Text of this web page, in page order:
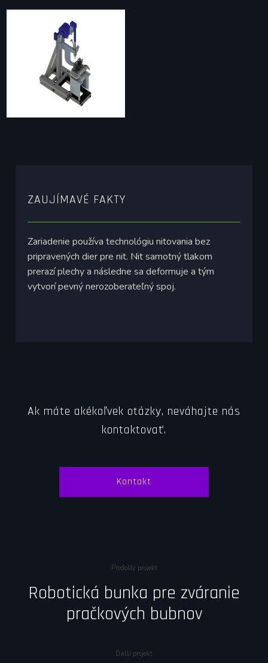
ZAUJÍMAVÉ FAKTY
Zariadenie používa technológiu nitovania bez
pripravených dier pre nit. Nit samotný tlakom
prerazí plechy a následne sa deformuje a tým
vytvorí pevný nerozoberateľný spoj.
Ak máte akékoľvek otázky, neváhajte nás
kontaktovať.
Kontakt
Predošlý projekt
Robotická bunka pre zváranie
pračkových bubnov
Ďalší projekt